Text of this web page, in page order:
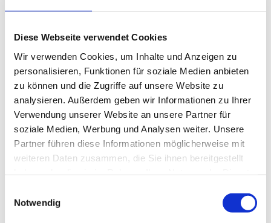
Diese Webseite verwendet Cookies
Wir verwenden Cookies, um Inhalte und Anzeigen zu
personalisieren, Funktionen für soziale Medien anbieten
zu können und die Zugriffe auf unsere Website zu
analysieren. Außerdem geben wir Informationen zu Ihrer
Verwendung unserer Website an unsere Partner für
soziale Medien, Werbung und Analysen weiter. Unsere
Partner führen diese Informationen möglicherweise mit
weiteren Daten zusammen, die Sie ihnen bereitgestellt
Notwendig
Ich habe die Datenschutzerklärung zur